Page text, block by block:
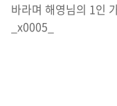
바라며 해영님의 1인
_x0005_